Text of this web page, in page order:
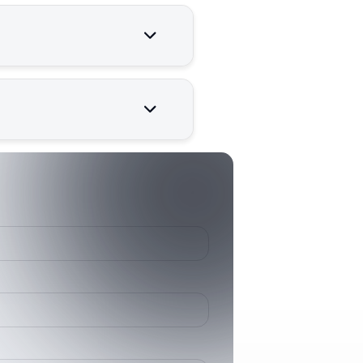
çalışması için kritik